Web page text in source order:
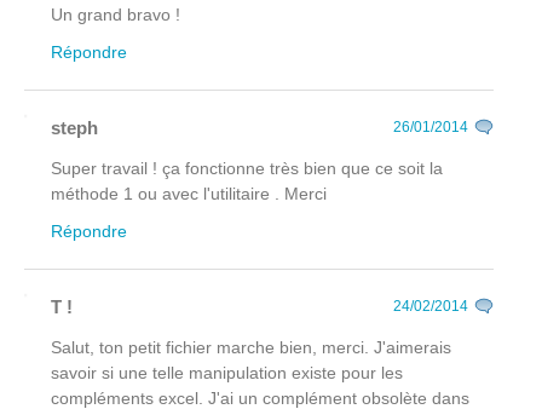
Un grand bravo !
Répondre
steph 26/01/2014
Super travail ! ça fonctionne très bien que ce soit la
méthode 1 ou avec l'utilitaire . Merci
Répondre
T ! 24/02/2014
Salut, ton petit fichier marche bien, merci. J'aimerais
savoir si une telle manipulation existe pour les
compléments excel. J'ai un complément obsolète dans